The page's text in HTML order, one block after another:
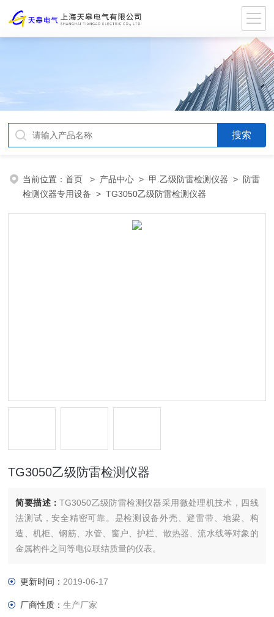
当前位置：首页 > 产品中心 > 甲.乙级防雷检测仪器 > 防雷
检测仪器专用设备 > TG3050乙级防雷检测仪器
TG3050乙级防雷检测仪器
简要描述：TG3050乙级防雷检测仪器采用微处理机技术，四线
法测试，安全精密可靠。是检测设备外壳、避雷带、地梁、构
造、机柜、钢筋、水管、窗户、护栏、散热器、流水线等对象的
金属构件之间等电位联结质量的仪表。
更新时间： 2019-06-17
厂商性质：生产厂家